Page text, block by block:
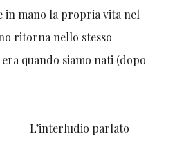
in mano la propria vita nel
ritorna nello stesso
quando siamo nati (dopo
L’interludio parlato